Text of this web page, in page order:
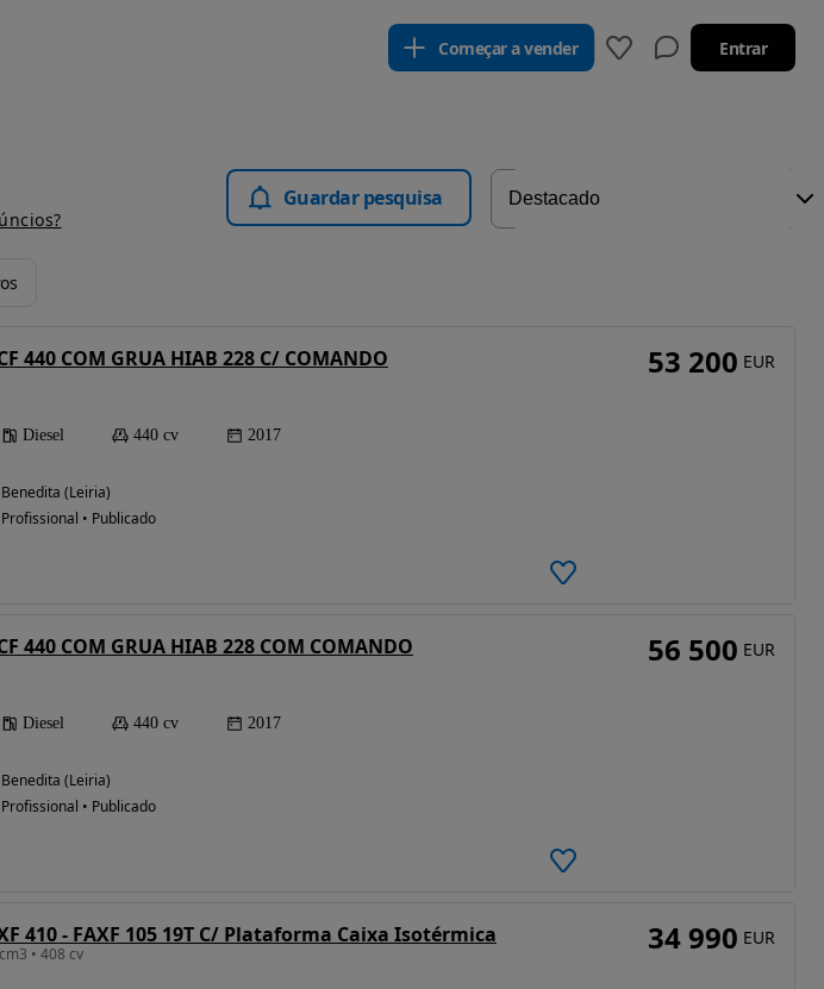
Começar a vender Entrar
Guardar pesquisa
440 COM GRUA HIAB 228 C/ COMANDO
Diesel 440 cv 2017
Benedita (Leiria)
Profissional • Publicado
53 200 EUR
440 COM GRUA HIAB 228 COM COMANDO
Diesel 440 cv 2017
Benedita (Leiria)
Profissional • Publicado
56 500 EUR
410 - FAXF 105 19T C/ Plataforma Caixa Isotérmica
• 408 cv 34 990 EUR